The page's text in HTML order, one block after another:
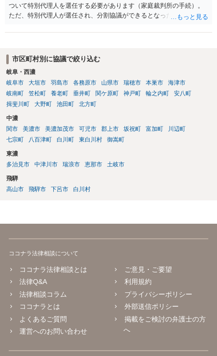
ついて特別代理人を選任する必要があります（家庭裁判所の手続）。
ただ、特別代理人が選任され、分割協議ができるとなったとしても、
の権利も守られなければならないからです。 相続財産全体で、未成年
に、未成年者を今後養育するのは、自分だからという理由では、法定
相続分以上に多くの遺産を取得することができるというわけではあり
ません。
市区町村別に協議で絞り込む
岐阜・西濃
岐阜市
大垣市 羽島市 各務原市 山県市 瑞穂市 本巣市
海津市
岐南町
笠松町 養老町 垂井町 関ケ原町 神戸町 輪之内町
安八町
揖斐川町
大野町 池田町 北方町
中濃
関市
美濃市 美濃加茂市 可児市 郡上市 坂祝町 富加町
川辺町
七宗町
八百津町 白川町 東白川村 御嵩町
東濃
多治見市
中津川市 瑞浪市 恵那市 土岐市
飛騨
高山市
飛騨市 下呂市 白川村
ココナラ法律相談について
ココナラ法律相談とは
法律Q&A
法律相談コラム
ココナラとは
よくあるご質問
運営へのお問い合わせ
ご意見・ご要望
利用規約
プライバシーポリシー
外部送信ポリシー
掲載をご検討の弁護士の方
へ